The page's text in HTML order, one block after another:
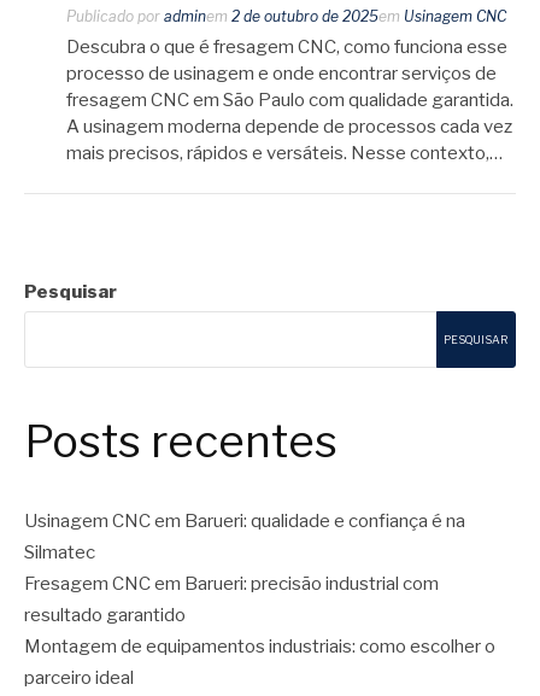
Publicado por adminem 2 de outubro de 2025em Usinagem CNC
Descubra o que é fresagem CNC, como funciona esse
processo de usinagem e onde encontrar serviços de
fresagem CNC em São Paulo com qualidade garantida.
A usinagem moderna depende de processos cada vez
mais precisos, rápidos e versáteis. Nesse contexto,…
Pesquisar
PESQUISAR
Posts recentes
Usinagem CNC em Barueri: qualidade e confiança é na
Silmatec
Fresagem CNC em Barueri: precisão industrial com
resultado garantido
Montagem de equipamentos industriais: como escolher o
parceiro ideal